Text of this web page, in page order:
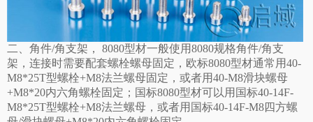
二、角件/角支架， 8080型材一般使用8080规格角件/角支
架，连接时需要配套螺栓螺母固定，欧标8080型材通常用40-
M8*25T型螺栓+M8法兰螺母固定，或者用40-M8滑块螺母
+M8*20内六角螺栓固定；国标8080型材可以用国标40-14F-
M8*25T型螺栓+M8法兰螺母，或者用国标40-14F-M8四方螺